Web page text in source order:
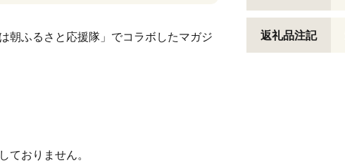
朝ふるさと応援隊」でコラボしたマガジ
ておりません。
返礼品注記